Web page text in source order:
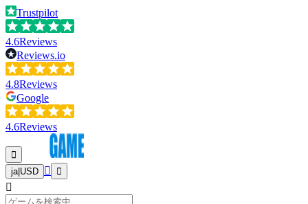
Trustpilot
4.6Reviews
Reviews.io
4.8Reviews
Google
4.6Reviews
ja| USD